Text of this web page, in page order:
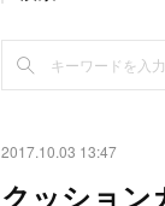
2017.10.03 13:47
クッション